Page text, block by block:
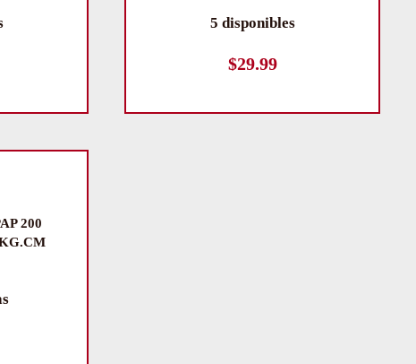
5 disponibles
$29.99
200